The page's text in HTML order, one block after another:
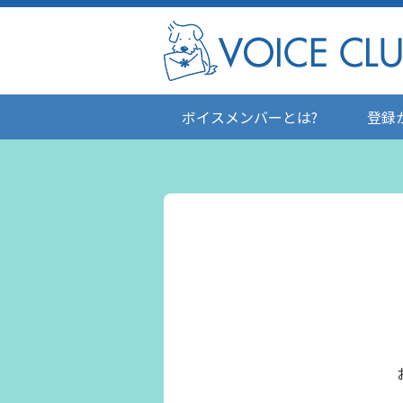
ボイスメンバーとは? 登録